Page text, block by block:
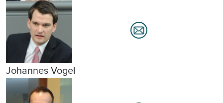
Johannes Vogel